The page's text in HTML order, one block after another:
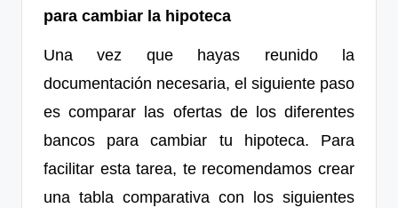
para cambiar la hipoteca
Una vez que hayas reunido la
documentación necesaria, el siguiente paso
es comparar las ofertas de los diferentes
bancos para cambiar tu hipoteca. Para
facilitar esta tarea, te recomendamos crear
una tabla comparativa con los siguientes